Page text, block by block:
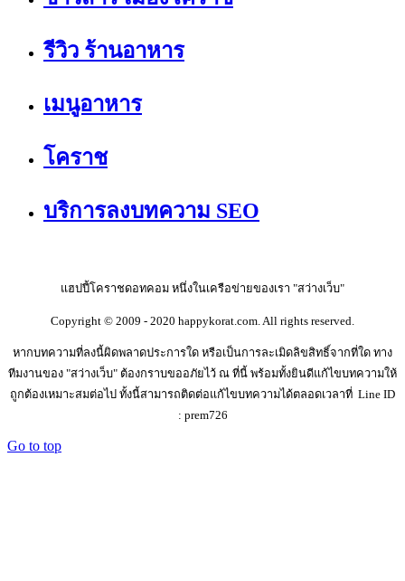
รีวิว ร้านอาหาร
เมนูอาหาร
โคราช
บริการลงบทความ SEO
แฮปปี้โคราชดอทคอม หนึ่งในเครือข่ายของเรา "สว่างเว็บ"
Copyright © 2009 - 2020 happykorat.com. All rights reserved.
หากบทความที่ลงนี้ผิดพลาดประการใด หรือเป็นการละเมิดลิขสิทธิ์จากที่ใด ทาง
ทีมงานของ "สว่างเว็บ" ต้องกราบขออภัยไว้ ณ ที่นี้ พร้อมทั้งยินดีแก้ไขบทความให้
ถูกต้องเหมาะสมต่อไป ทั้งนี้สามารถติดต่อแก้ไขบทความได้ตลอดเวลาที่ Line ID
: prem726
Go to top